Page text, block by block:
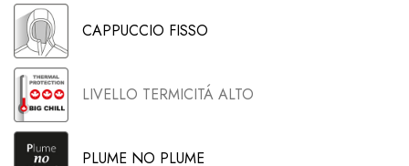
CAPPUCCIO FISSO
LIVELLO TERMICITÁ ALTO
PLUME NO PLUME